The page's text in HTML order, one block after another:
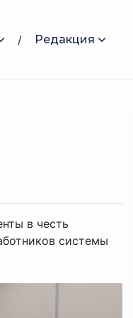
Редакция
в честь
системы